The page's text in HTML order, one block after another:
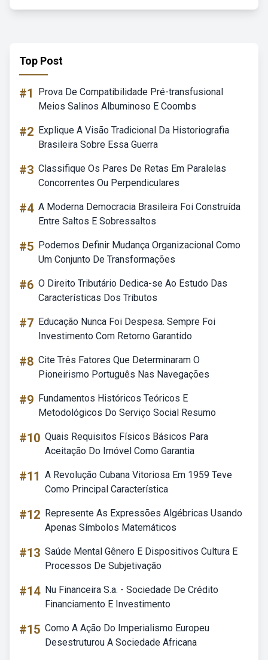
Top Post
#1
Prova De Compatibilidade Pré-transfusional
Meios Salinos Albuminoso E Coombs
#2 Explique A Visão Tradicional Da Historiografia
Brasileira Sobre Essa Guerra
#3 Classifique Os Pares De Retas Em Paralelas
Concorrentes Ou Perpendiculares
#4 A Moderna Democracia Brasileira Foi Construída
Entre Saltos E Sobressaltos
#5 Podemos Definir Mudança Organizacional Como
Um Conjunto De Transformações
#6 O Direito Tributário Dedica-se Ao Estudo Das
Características Dos Tributos
#7 Educação Nunca Foi Despesa. Sempre Foi
Investimento Com Retorno Garantido
#8 Cite Três Fatores Que Determinaram O
Pioneirismo Português Nas Navegações
#9 Fundamentos Históricos Teóricos E
Metodológicos Do Serviço Social Resumo
#10 Quais Requisitos Físicos Básicos Para
Aceitação Do Imóvel Como Garantia
#11 A Revolução Cubana Vitoriosa Em 1959 Teve
Como Principal Característica
#12 Represente As Expressões Algébricas Usando
Apenas Símbolos Matemáticos
#13 Saúde Mental Gênero E Dispositivos Cultura E
Processos De Subjetivação
#14 Nu Financeira S.a. - Sociedade De Crédito
Financiamento E Investimento
#15 Como A Ação Do Imperialismo Europeu
Desestruturou A Sociedade Africana